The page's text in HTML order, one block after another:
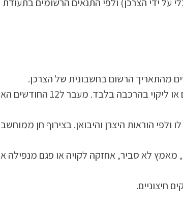
הכלי על ידי הצרכן) ולפי התנאים הרשומים בתעודת
התיקון ינתן בלא תשלום בתקופת האחריות בלבד והיא עבור פגמים בייצור, חלקים לקויים או
הוראות היצרן והיבואן. בצירוף חן
מאמץ לא סביר, אחזקה לקויה או פגם מנפילה
חיצוניים.